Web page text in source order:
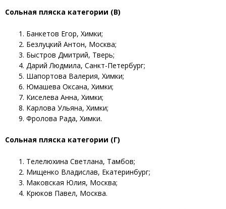
Сольная пляска категории (В)
Банкетов Егор, Химки;
Безлуцкий Антон, Москва;
Быстров Дмитрий, Тверь;
Дарий Людмила, Санкт-Петербург;
Шапортова Валерия, Химки;
Юмашева Оксана, Химки;
Киселева Анна, Химки;
Карлова Ульяна, Химки;
Фролова Рада, Химки.
Сольная пляска категории (Г)
Телелюхина Светлана, Тамбов;
Мищенко Владислав, Екатеринбург;
Маковская Юлия, Москва;
Крюков Павел, Москва.